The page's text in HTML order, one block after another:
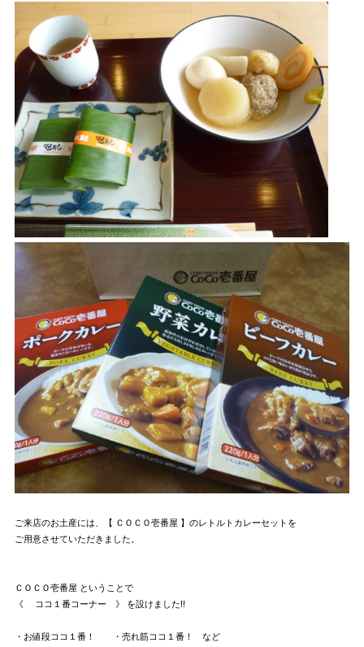
ご来店のお土産には、【 ＣＯＣＯ壱番屋 】のレトルトカレーセットを
ご用意させていただきました。
ＣＯＣＯ壱番屋 ということで
《 ココ１番コーナー 》 を設けました!!
・お値段ココ１番！ ・売れ筋ココ１番！ など